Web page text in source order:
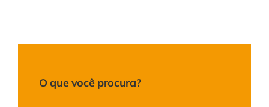
O que você procura?